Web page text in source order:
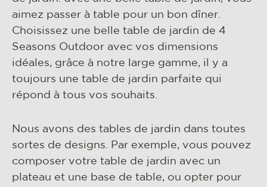
aimez passer à table pour un bon dîner.
Choisissez une belle table de jardin de 4
Seasons Outdoor avec vos dimensions
idéales, grâce à notre large gamme, il y a
toujours une table de jardin parfaite qui
répond à tous vos souhaits.
Nous avons des tables de jardin dans toutes
sortes de designs. Par exemple, vous pouvez
composer votre table de jardin avec un
plateau et une base de table, ou opter pour